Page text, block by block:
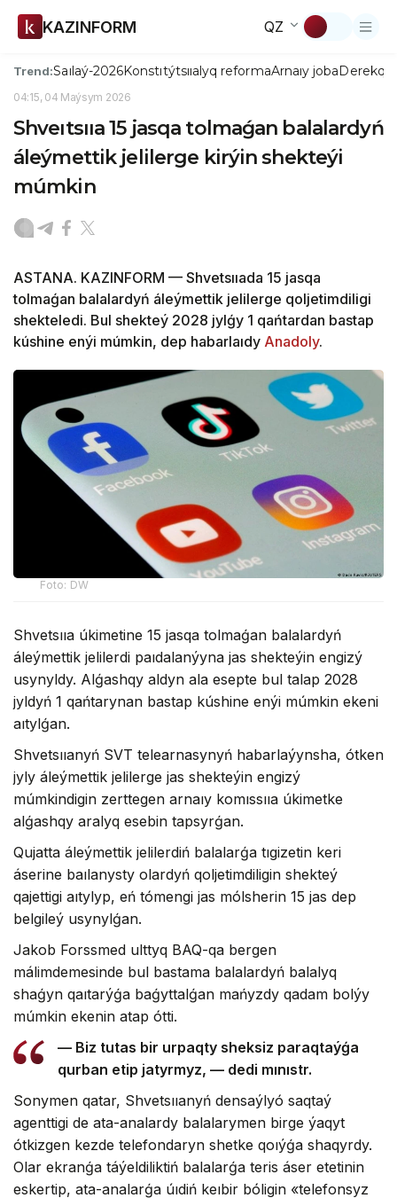
KAZINFORM QZ
Trend:Saılaý-2026Konstıtýtsııalyq reformaArnaıy jobaDerekqor
04:15, 04 Maýsym 2026
Shveıtsııa 15 jasqa tolmaǵan balalardyń
áleýmettik jelilerge kirýin shekteýi
múmkin
ASTANA. KAZINFORM — Shvetsııada 15 jasqa
tolmaǵan balalardyń áleýmettik jelilerge qoljetimdiligi
shekteledi. Bul shekteý 2028 jylǵy 1 qańtardan bastap
kúshine enýi múmkin, dep habarlaıdy Anadoly.
Foto: DW
Shvetsııa úkimetine 15 jasqa tolmaǵan balalardyń
áleýmettik jelilerdi paıdalanýyna jas shekteýin engizý
usynyldy. Alǵashqy aldyn ala esepte bul talap 2028
jyldyń 1 qańtarynan bastap kúshine enýi múmkin ekeni
aıtylǵan.
Shvetsııanyń SVT telearnasynyń habarlaýynsha, ótken
jyly áleýmettik jelilerge jas shekteýin engizý
múmkindigin zerttegen arnaıy komıssııa úkimetke
alǵashqy aralyq esebin tapsyrǵan.
Qujatta áleýmettik jelilerdiń balalarǵa tıgizetin keri
áserine baılanysty olardyń qoljetimdiligin shekteý
qajettigi aıtylyp, eń tómengi jas mólsherin 15 jas dep
belgileý usynylǵan.
Jakob Forssmed ulttyq BAQ-qa bergen
málimdemesinde bul bastama balalardyń balalyq
shaǵyn qaıtarýǵa baǵyttalǵan mańyzdy qadam bolýy
múmkin ekenin atap ótti.
— Biz tutas bir urpaqty sheksiz paraqtaýǵa
qurban etip jatyrmyz, — dedi mınıstr.
Sonymen qatar, Shvetsııanyń densaýlyó saqtaý
agenttigi de ata-analardy balalarymen birge ýaqyt
ótkizgen kezde telefondaryn shetke qoıýǵa shaqyrdy.
Olar ekranǵa táýeldiliktiń balalarǵa teris áser etetinin
eskertip, ata-analarǵa úıdiń keıbir bóligin «telefonsyz